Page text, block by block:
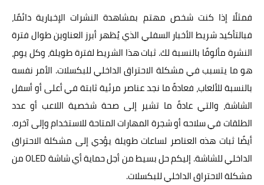
فمثلًا إذا كنت شخص مهتم بمشاهدة النشرات الإخبارية دائمًا،
فبالتأكيد شريط الأخبار السفلي الذي يُظهر أبرز العناوين طوال فترة
النشرة مألوفًا بالنسبة لك. ثبات هذا الشريط لفترة طويلة، وكل يوم،
هو ما يتسبب في مشكلة الاحتراق الداخلي للبكسلات. الأمر نفسه
بالنسبة للألعاب، فعادةً ما نجد عناصر مرئية ثابتة في أعلى أو أسفل
الشاشة، والتي عادةً ما تشير إلى صحة شخصية اللاعب أو عدد
الطلقات في سلاحه أو شجرة المهارات المتاحة للاستخدام وإلى آخره.
أيضًا ثبات هذه العناصر لساعات طويلة يؤدي إلى مشكلة الاحتراق
الداخلي للشاشة. إليكم حل بسيط من أجل حماية أي شاشة OLED من
مشكلة الاحتراق الداخلي للبكسلات.